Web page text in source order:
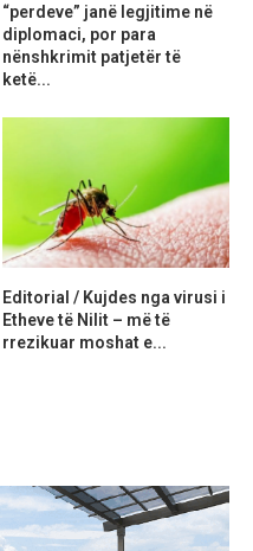
“perdeve” janë legjitime në
diplomaci, por para
nënshkrimit patjetër të
ketë...
Editorial / Kujdes nga virusi i
Etheve të Nilit – më të
rrezikuar moshat e...